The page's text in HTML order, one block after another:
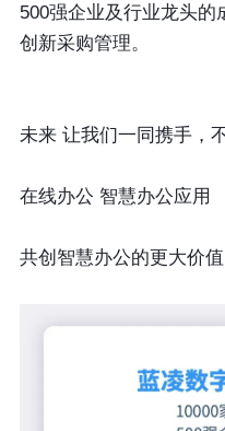
500强企业及行业龙头
创新采购管理。
未来 让我们一同携手，
在线办公 智慧办公应用
共创智慧办公的更大价值